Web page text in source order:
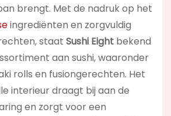
brengt. Met de nadruk op het
ingrediënten en zorgvuldig
staat Sushi Eightbekend
aan sushi, waaronder
rolls en fusiongerechten. Het
interieur draagt bij aan de
en zorgt voor een